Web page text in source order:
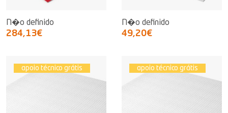
N�o definido
284,13€
N�o definido
49,20€
apoio técnico grátis apoio técnico grátis